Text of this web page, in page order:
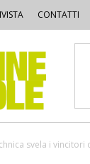
CONTATTI
svela i vincitori